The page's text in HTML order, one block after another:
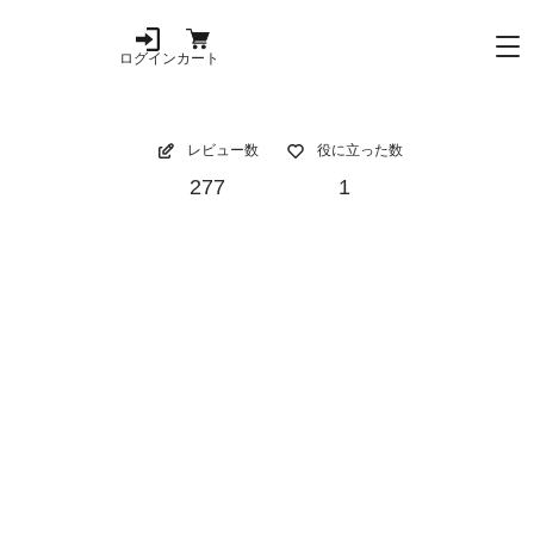
ログインカート
レビュー数
277
役に立った数
1